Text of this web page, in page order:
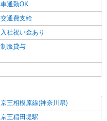
車通勤OK
交通費支給
入社祝い金あり
制服貸与
京王相模原線(神奈川県)
京王稲田堤駅